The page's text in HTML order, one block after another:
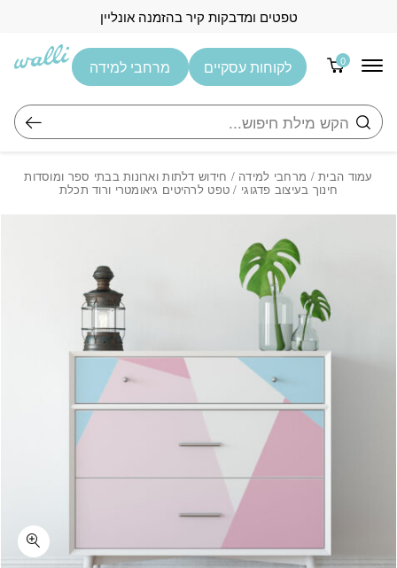
טפטים ומדבקות קיר בהזמנה אונליין
0
חיפוש
לקוחות עסקיים מרחבי למידה
עמוד הבית/ מרחבי למידה / חידוש דלתות וארונות בבתי ספר ומוסדות
חינוך בעיצוב פדגוגי / טפט לרהיטים גיאומטרי ורוד תכלת